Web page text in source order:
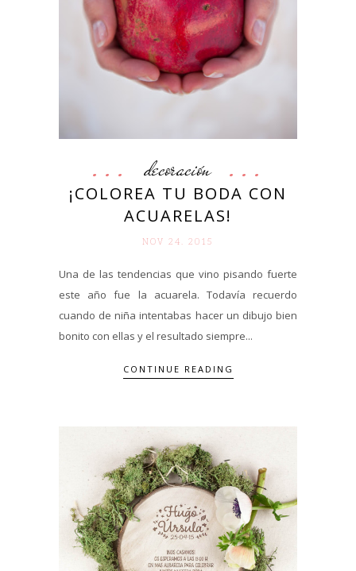
decoración
¡COLOREA TU BODA CON
ACUARELAS!
NOV 24. 2015
Una de las tendencias que vino pisando fuerte
este año fue la acuarela. Todavía recuerdo
cuando de niña intentabas hacer un dibujo bien
bonito con ellas y el resultado siempre...
CONTINUE READING